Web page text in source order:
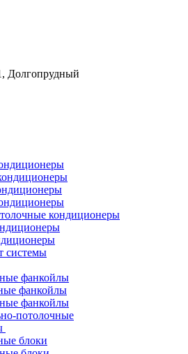
Долгопрудный
кондиционеры
системы
фанкойлы
фанкойлы
фанкойлы
потолочные
блоки